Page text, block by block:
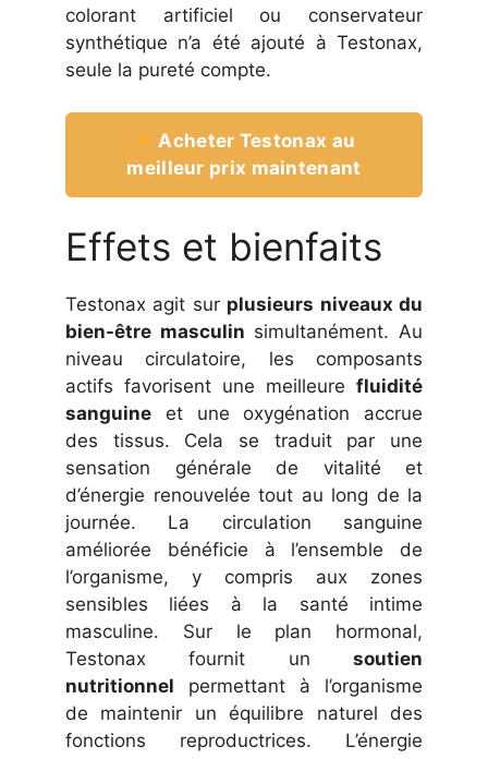
colorant artificiel ou conservateur
synthétique n’a été ajouté à Testonax,
seule la pureté compte.
Acheter Testonax au
meilleur prix maintenant
Effets et bienfaits
Testonax agit sur plusieurs niveaux du
bien-être masculin simultanément. Au
niveau circulatoire, les composants
actifs favorisent une meilleure fluidité
sanguine et une oxygénation accrue
des tissus. Cela se traduit par une
sensation générale de vitalité et
d’énergie renouvelée tout au long de la
journée. La circulation sanguine
améliorée bénéficie à l’ensemble de
l’organisme, y compris aux zones
sensibles liées à la santé intime
masculine. Sur le plan hormonal,
Testonax fournit un soutien
nutritionnel permettant à l’organisme
de maintenir un équilibre naturel des
fonctions reproductrices. L’énergie